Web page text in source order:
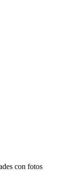
con fotos